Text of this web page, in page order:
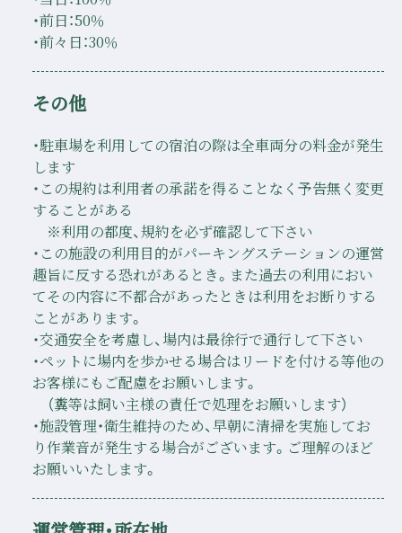
・前日：50％
・前々日：30％
その他
・駐車場を利用しての宿泊の際は全車両分の料金が発生
します
・この規約は利用者の承諾を得ることなく予告無く変更
することがある
※利用の都度、規約を必ず確認して下さい
・この施設の利用目的がパーキングステーションの運営
趣旨に反する恐れがあるとき。また過去の利用におい
てその内容に不都合があったときは利用をお断りする
ことがあります。
・交通安全を考慮し、場内は最徐行で通行して下さい
・ペットに場内を歩かせる場合はリードを付ける等他の
お客様にもご配慮をお願いします。
（糞等は飼い主様の責任で処理をお願いします）
・施設管理・衛生維持のため、早朝に清掃を実施してお
り作業音が発生する場合がございます。ご理解のほど
お願いいたします。